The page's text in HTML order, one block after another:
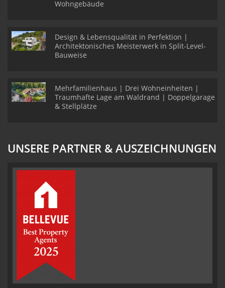
Wohngebäude
Design & Lebensqualität in Perfektion |
Architektonisches Meisterwerk in Split-Level-
Bauweise
Mehrfamilienhaus | Drei Wohneinheiten |
Traumhafte Lage am Waldrand | Doppelgarage
& Stellplätze
UNSERE PARTNER & AUSZEICHNUNGEN